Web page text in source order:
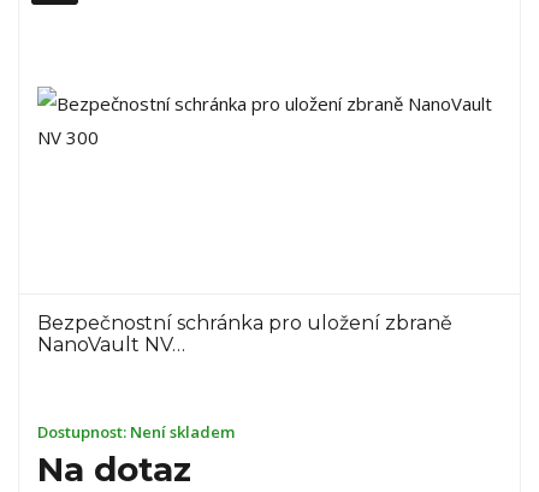
Bezpečnostní schránka pro uložení zbraně
NanoVault NV…
Dostupnost: Není skladem
Na dotaz